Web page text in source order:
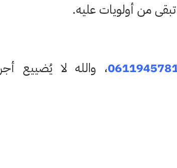
تبقى من أولويات عليه.
، والله لا يُضييع أجر